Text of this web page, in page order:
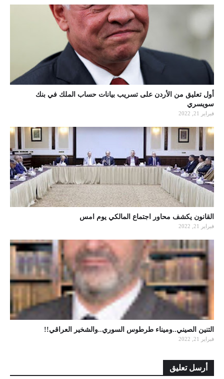
أول تعليق من الأردن على تسريب بيانات حساب الملك في بنك
سويسري
فبراير 21, 2022
القانون يكشف محاور اجتماع المالكي يوم امس
فبراير 21, 2022
التنين الصيني..وميناء طرطوس السوري..والشخير العراقي!!
فبراير 21, 2022
أرسل تعليق